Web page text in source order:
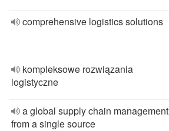
comprehensive logistics solutions
kompleksowe rozwiązania
logistyczne
a global supply chain management
from a single source